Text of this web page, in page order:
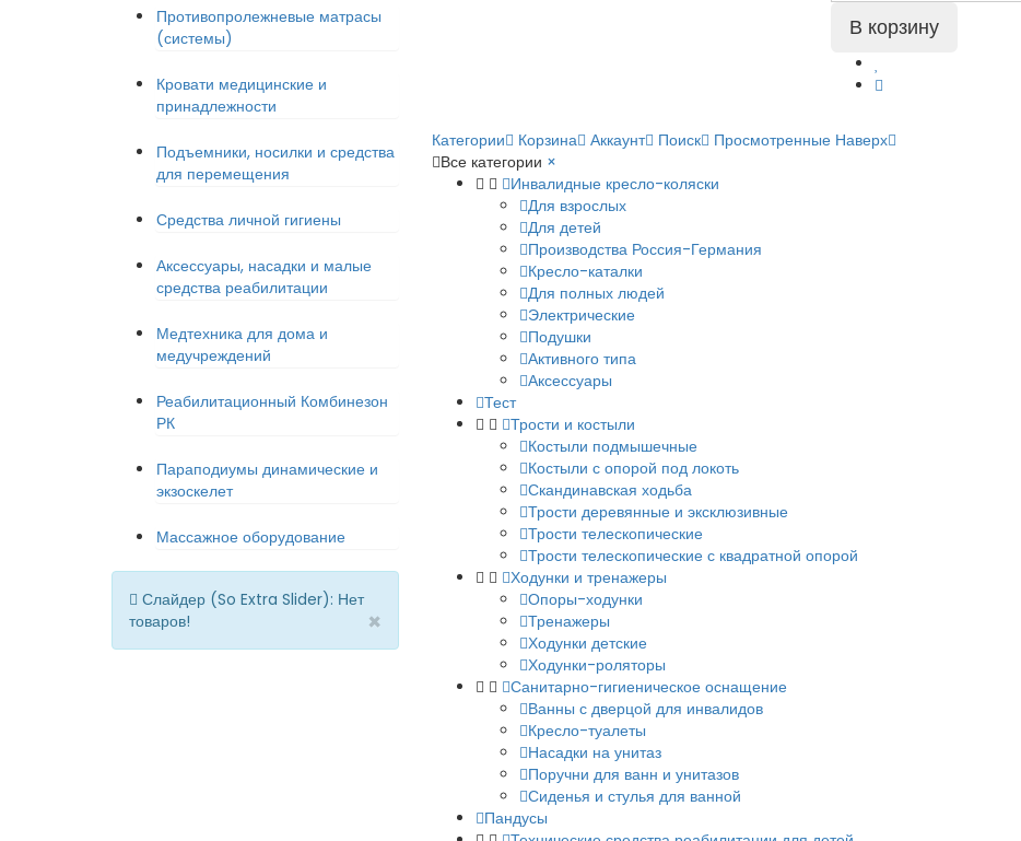
Противопролежневые матрасы
(системы)
Кровати медицинские и
принадлежности
Подъемники, носилки и средства
для перемещения
Средства личной гигиены
Аксессуары, насадки и малые
средства реабилитации
Медтехника для дома и
медучреждений
Реабилитационный Комбинезон
РК
Параподиумы динамические и
экзоскелет
Массажное оборудование
Слайдер (So Extra Slider): Нет
товаров!
×
Категории Корзина Аккаунт Поиск Просмотренные Наверх
Все категории ×
Инвалидные кресло-коляски
Для взрослых
Для детей
Производства Россия-Германия
Кресло-каталки
Для полных людей
Электрические
Подушки
Активного типа
Аксессуары
Тест
Трости и костыли
Костыли подмышечные
Костыли с опорой под локоть
Скандинавская ходьба
Трости деревянные и эксклюзивные
Трости телескопические
Трости телескопические с квадратной опорой
Ходунки и тренажеры
Опоры-ходунки
Тренажеры
Ходунки детские
Ходунки-роляторы
Санитарно-гигиеническое оснащение
Ванны с дверцой для инвалидов
Кресло-туалеты
Насадки на унитаз
Поручни для ванн и унитазов
Сиденья и стулья для ванной
Пандусы